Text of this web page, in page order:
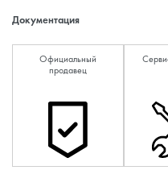
Документация
Официальный
продавец